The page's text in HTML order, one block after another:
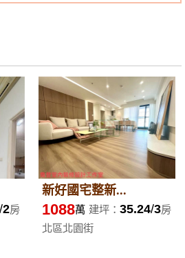
2房
新好國宅整新...
1088萬 建坪： 35.24 3房
北區北園街